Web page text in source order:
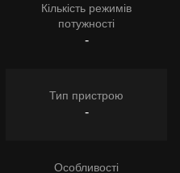
Кількість режимів
потужності
-
Тип пристрою
-
Особливості